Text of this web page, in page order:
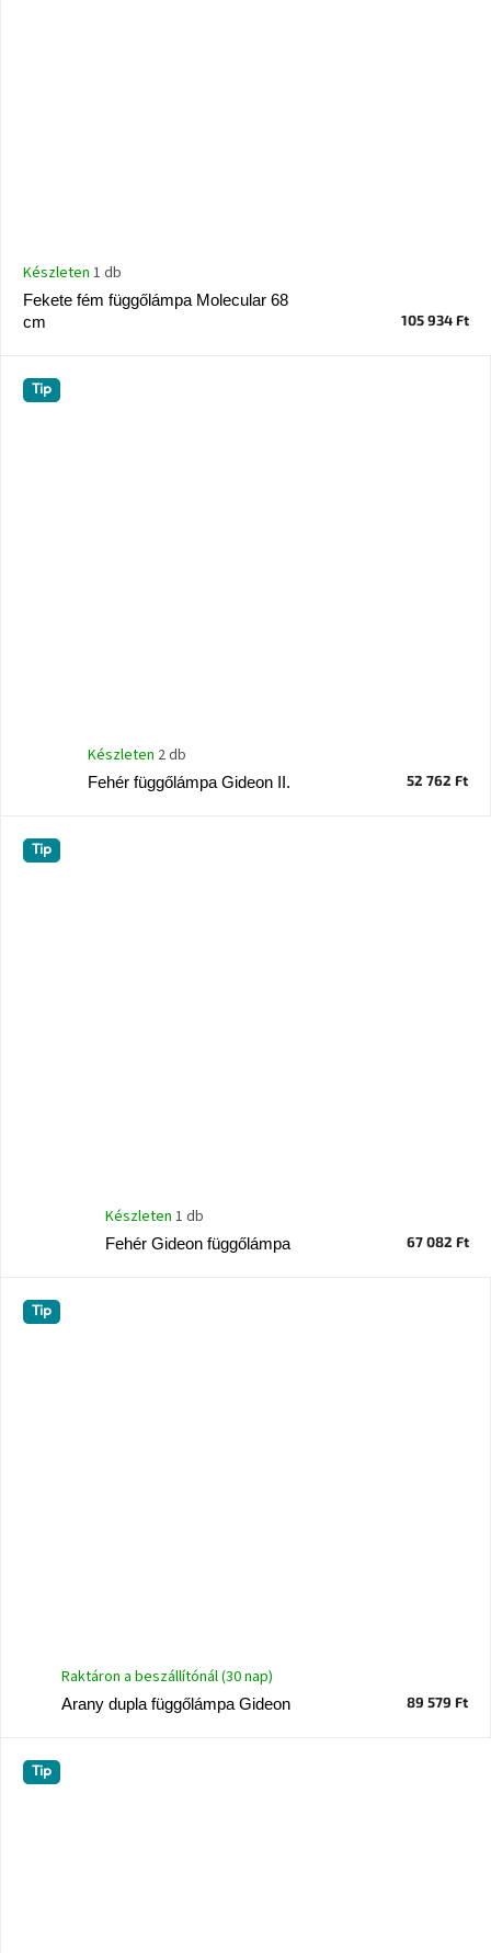
Fekete fém függőlámpa Molecular 68
cm
Készleten 1 db
105 934 Ft
Tip
Fehér függőlámpa Gideon II.
Készleten 2 db
52 762 Ft
Tip
Fehér Gideon függőlámpa
Készleten1 db
67 082 Ft
Tip
Arany dupla függőlámpa Gideon
Raktáron a beszállítónál (30 nap)
89 579 Ft
Tip